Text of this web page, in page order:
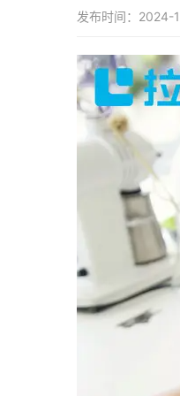
发布时间：2024-